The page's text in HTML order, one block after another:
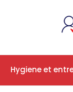
Hygiene et